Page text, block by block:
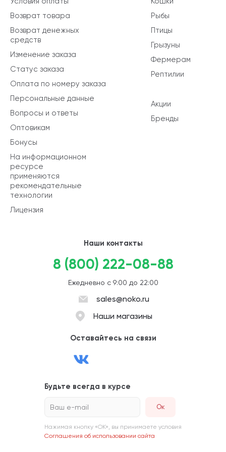
Рыбы
Птицы
Грызуны
Фермерам
Рептилии
Акции
Бренды
Возврат товара
Возврат денежных
средств
Изменение заказа
Статус заказа
Оплата по номеру заказа
Персональные данные
Вопросы и ответы
Оптовикам
Бонусы
На информационном
ресурсе
применяются
рекомендательные
технологии
Лицензия
Наши контакты
8 (800) 222-08-88
Ежедневно с 9:00 до 22:00
sales@noko.ru
Наши магазины
Оставайтесь на связи
Будьте всегда в курсе
Ваш e-mail
Нажимая кнопку «ОК», вы принимаете условия
Соглашения об использовании сайта